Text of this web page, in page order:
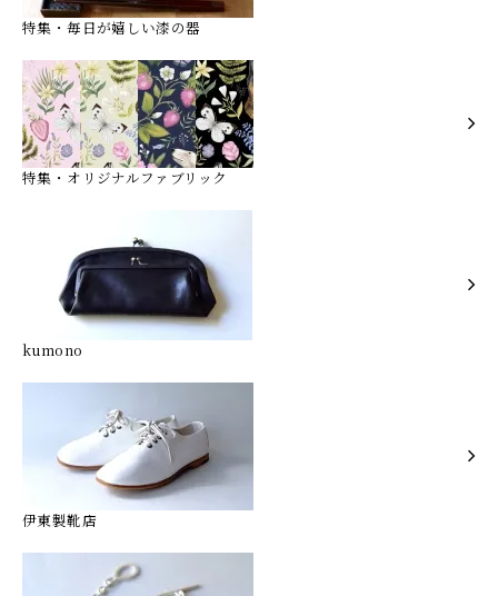
特集・毎日が嬉しい漆の器
特集・オリジナルファブリック
kumono
伊東製靴店